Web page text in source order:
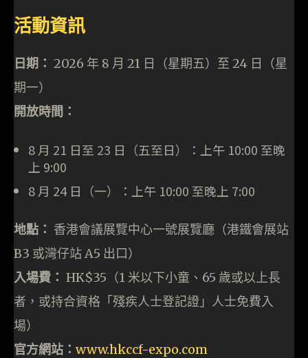
活動資訊
日期： 2026 年 8 月 21 日（星期五）至 24 日（星
期一）
開放時間：
8 月 21 日至 23 日（五至日）：上午 10:00 至晚
上 9:00
8 月 24 日（一）：上午 10:00 至晚上 7:00
地點： 香港會議展覽中心一號展覽廳（港鐵會展站
B3 或灣仔站 A5 出口）
入場費： HK$35（1 米以下小童、65 歲或以上長
者，或持合資格「殘疾人士登記證」人士免費入
場）
官方網站： www.hkccf-expo.com